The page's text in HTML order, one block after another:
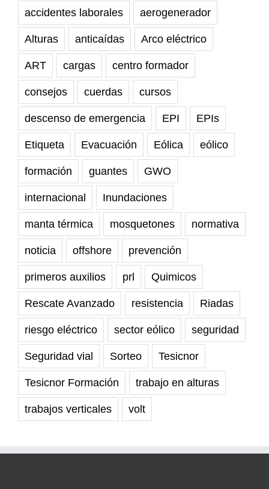
accidentes laborales aerogenerador
Alturas anticaídas Arco eléctrico
ART cargas centro formador
consejos cuerdas cursos
descenso de emergencia EPI EPIs
Etiqueta Evacuación Eólica eólico
formación guantes GWO
internacional Inundaciones
manta térmica mosquetones normativa
noticia offshore prevención
primeros auxilios prl Quimicos
Rescate Avanzado resistencia Riadas
riesgo eléctrico sector eólico seguridad
Seguridad vial Sorteo Tesicnor
Tesicnor Formación trabajo en alturas
trabajos verticales volt